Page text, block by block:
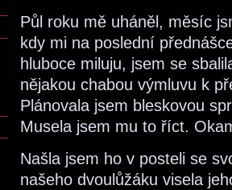
Půl roku mě uháněl, měsíc
kdy mi na poslední
hluboce miluju, jsem se
nějakou chabou výmluvu k
Plánovala jsem bleskovou
Musela jsem mu to říct.
Našla jsem ho v posteli se
našeho dvoulůžáku visela